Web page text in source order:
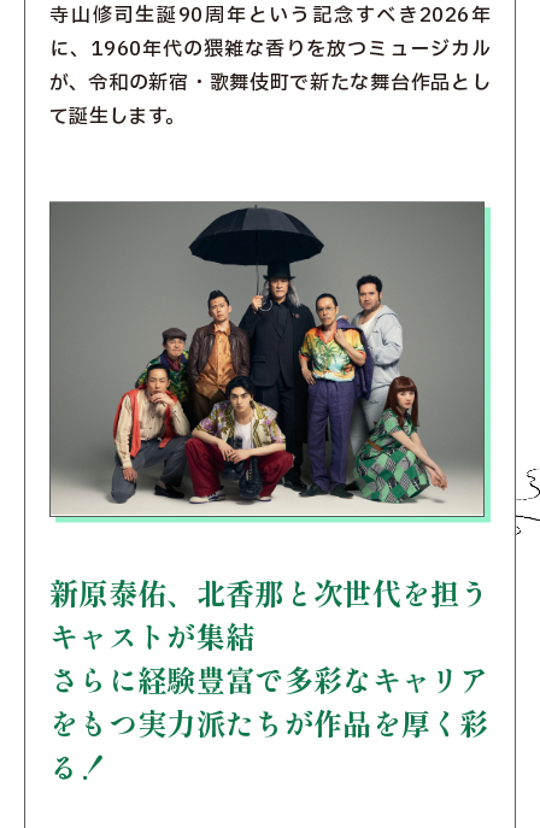
寺山修司生誕90周年という記念すべき2026年
に、1960年代の猥雑な香りを放つミュージカル
が、令和の新宿・歌舞伎町で新たな舞台作品とし
て誕生します。
新原泰佑、北香那と次世代を担う
キャストが集結
さらに経験豊富で多彩なキャリア
をもつ実力派たちが作品を厚く彩
る！